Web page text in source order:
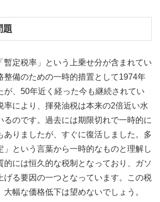
題
暫定税率」という上乗せ分が含まれてい
整備のための一時的措置として1974年
が、50年近く経った今も継続されてい
率により、揮発油税は本来の2倍近い水
るのです。過去には期限切れで一時的に
ありましたが、すぐに復活しました。多
」という言葉から一時的なものと理解し
的には恒久的な税制となっており、ガソ
げる要因の一つとなっています。この税
幅な価格低下は望めないでしょう。